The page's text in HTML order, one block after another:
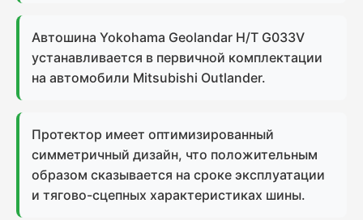
Автошина Yokohama Geolandar H/T G033V
устанавливается в первичной комплектации
на автомобили Mitsubishi Outlander.
Протектор имеет оптимизированный
симметричный дизайн, что положительным
образом сказывается на сроке эксплуатации
и тягово-сцепных характеристиках шины.